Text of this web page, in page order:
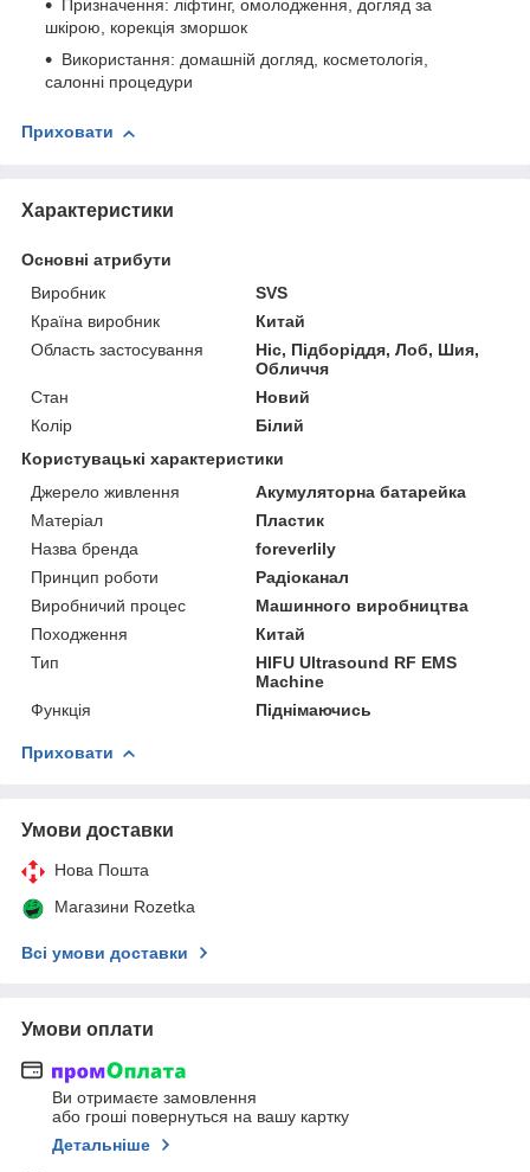
Призначення: ліфтинг, омолодження, догляд за
шкірою, корекція зморшок
Використання: домашній догляд, косметологія,
салонні процедури
Приховати
Характеристики
Основні атрибути
Виробник
SVS
Країна виробник
Китай
Область застосування
Ніс, Підборіддя, Лоб, Шия,
Обличчя
Стан
Новий
Колір
Білий
Користувацькі характеристики
Джерело живлення
Акумуляторна батарейка
Матеріал
Пластик
Назва бренда
foreverlily
Принцип роботи
Радіоканал
Виробничий процес
Машинного виробництва
Походження
Китай
Тип
HIFU Ultrasound RF EMS
Machine
Функція
Піднімаючись
Приховати
Умови доставки
Нова Пошта
Магазини Rozetka
Всі умови доставки
Умови оплати
Ви отримаєте замовлення
або гроші повернуться на вашу картку
Детальніше